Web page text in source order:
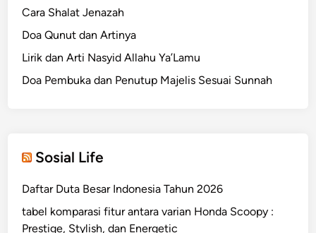
Cara Shalat Jenazah
Doa Qunut dan Artinya
Lirik dan Arti Nasyid Allahu Ya’Lamu
Doa Pembuka dan Penutup Majelis Sesuai Sunnah
Sosial Life
Daftar Duta Besar Indonesia Tahun 2026
tabel komparasi fitur antara varian Honda Scoopy :
Prestige, Stylish, dan Energetic